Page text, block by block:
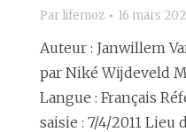
Par lifemoz 16 mars
Auteur : Janwillem
par Niké Wijdeveld
Langue : Français
saisie : 7/4/2011 Lieu